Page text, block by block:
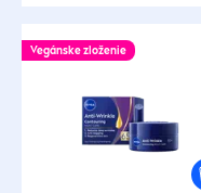
Vegánske zloženie